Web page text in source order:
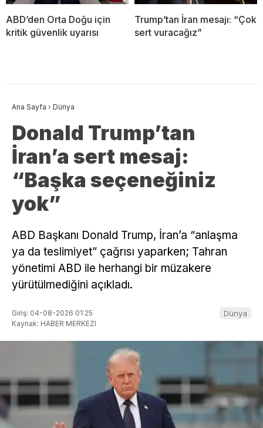
ABD’den Orta Doğu için
kritik güvenlik uyarısı
Trump’tan İran mesajı: “Çok
sert vuracağız”
Ana Sayfa › Dünya
Donald Trump’tan
İran’a sert mesaj:
“Başka seçeneğiniz
yok”
ABD Başkanı Donald Trump, İran’a “anlaşma
ya da teslimiyet” çağrısı yaparken; Tahran
yönetimi ABD ile herhangi bir müzakere
yürütülmediğini açıkladı.
Giriş: 04-08-2026 01:25
Kaynak: HABER MERKEZI
Dünya